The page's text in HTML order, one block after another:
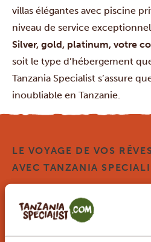
villas élégantes avec piscine
niveau de service
Silver, gold, platinum, votre
soit le type d’hébergement
Tanzania Specialist s’assure
inoubliable en Tanzanie.
LE VOYAGE DE VOS
AVEC TANZANIA
nous organisons sont